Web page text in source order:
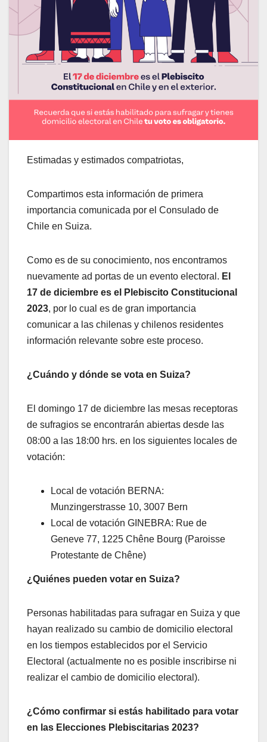
Estimadas y estimados compatriotas,
Compartimos esta información de primera
importancia comunicada por el Consulado de
Chile en Suiza.
Como es de su conocimiento, nos encontramos
nuevamente ad portas de un evento electoral. El
17 de diciembre es el Plebiscito Constitucional
2023, por lo cual es de gran importancia
comunicar a las chilenas y chilenos residentes
información relevante sobre este proceso.
¿Cuándo y dónde se vota en Suiza?
El domingo 17 de diciembre las mesas receptoras
de sufragios se encontrarán abiertas desde las
08:00 a las 18:00 hrs. en los siguientes locales de
votación:
Local de votación BERNA:
Munzingerstrasse 10, 3007 Bern
Local de votación GINEBRA: Rue de
Geneve 77, 1225 Chêne Bourg (Paroisse
Protestante de Chêne)
¿Quiénes pueden votar en Suiza?
Personas habilitadas para sufragar en Suiza y que
hayan realizado su cambio de domicilio electoral
en los tiempos establecidos por el Servicio
Electoral (actualmente no es posible inscribirse ni
realizar el cambio de domicilio electoral).
¿Cómo confirmar si estás habilitado para votar
en las Elecciones Plebiscitarias 2023?